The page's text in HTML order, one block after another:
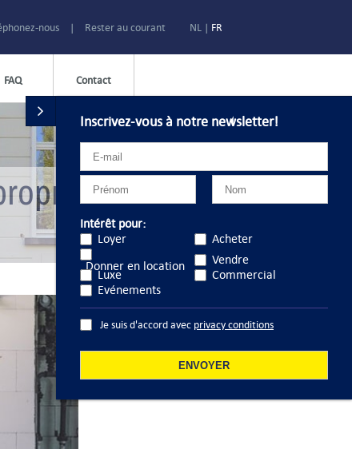
NL | FR
nous | Rester au courant
FAQ Contact
le bien
Inscrivez-vous à notre newsletter!
Intérêt pour:
Loyer
Acheter
Donner en location
Vendre
Luxe
Commercial
Evénements
Je suis d'accord avec privacy conditions